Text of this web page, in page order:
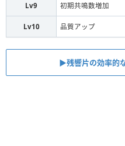
Lv9 初期共鳴数増加
Lv10 品質アップ
▶︎残響片の効率的